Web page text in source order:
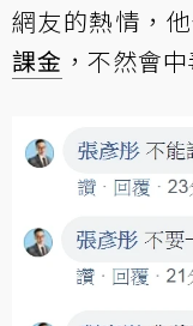
網友的熱情，
課金 ，不然會